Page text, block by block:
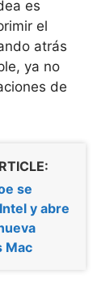
es
el
atrás
ya no
de
se
y abre
Mac